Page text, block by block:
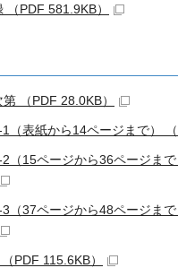
（PDF 581.9KB）
（PDF 28.0KB）
（表紙から14ページまで） （
（15ページから36ページま
（37ページから48ページま
PDF 115.6KB）